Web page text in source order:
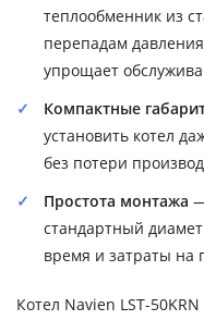
теплообменник из
перепадам
упрощает
Компактные
установить котел
без потери
Простота монтажа
стандартный
время и затраты на
Котел Navien LST-